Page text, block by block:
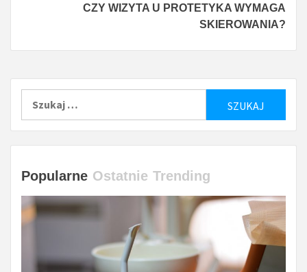
CZY WIZYTA U PROTETYKA WYMAGA
SKIEROWANIA?
Popularne Ostatnie Trending